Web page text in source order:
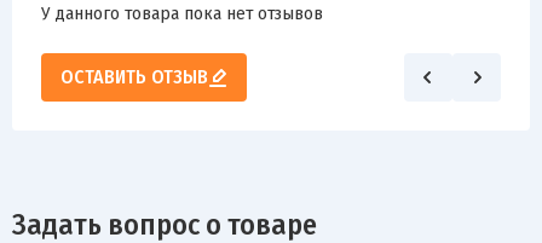
У данного товара пока нет отзывов
ОСТАВИТЬ ОТЗЫВ
Задать вопрос о товаре